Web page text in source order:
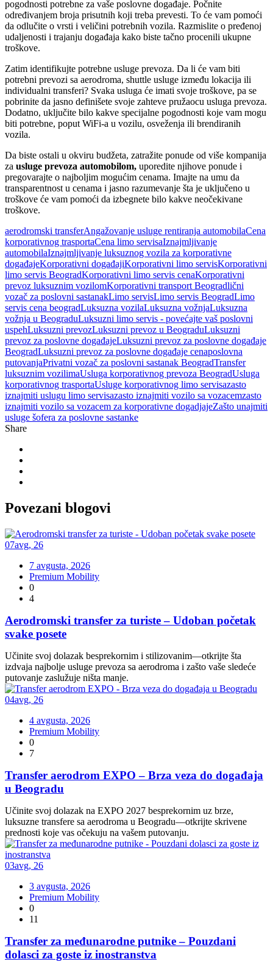
pogodnosti potrebne za vaše poslovne događaje. Počnite
određivanjem broja prisutnih koji treba prevesti. To će vam pomoći
da odlučite o vrsti i veličini potrebnih vozila. Razmislite o pređenoj
udaljenosti i trajanju događaja kako biste tačno procenili ukupne
troškove.
Zatim identifikujte potrebne usluge prevoza. Da li će vam biti
potrebni prevozi sa aerodroma, shuttle usluge između lokacija ili
individualni transferi? Svaka usluga će imati svoje troškove, pa se
pobrinite da jasno definišete svoje zahteve pružaocu usluga prevoza.
Dodatno, uključite bilo kakve specijalne pogodnosti koje vam mogu
biti potrebne, poput WiFi-a u vozilu, osveženja ili brendiranih
vozila.
Da biste ostali u okviru budžeta, zatražite ponude od više kompanija
za usluge prevoza automobilom, uporedite njihove ponude i
pregovarajte o najboljim mogućim cenama. Imajte na umu da
transparentnost u cenama i jasno razumevanje šta je uključeno u
troškove će vam pomoći da izbegnete bilo kakve neočekivane
troškove.
aerodromski transferAngažovanje usluge rentiranja automobilaCena
korporativnog trasportaCena limo servisaIznajmljivanje
automobilaIznajmljivanje luksuznog vozila za korporativne
događajeKorporativni događajiKorporativni limo servisKorporativni
limo servis BeogradKorporativni limo servis cenaKorporativni
prevoz luksuznim vozilomKorporativni transport Beogradlični
vozač za poslovni sastanakLimo servisLimo servis BeogradLimo
servis cena beogradLuksuzna vozilaLuksuzna vožnjaLuksuzna
vožnja u BeograduLuksuzni limo servis - povećajte vaš poslovni
uspehLuksuzni prevozLuksuzni prevoz u BeograduLuksuzni
prevoz za poslovne događajeLuksuzni prevoz za poslovne događaje
BeogradLuksuzni prevoz za poslovne događaje cenaposlovna
putovanjaPrivatni vozač za poslovni sastanak BeogradTransfer
luksuznim vozilimaUsluga korporativnog prevoza BeogradUsluga
korporativnog trasportaUsluge korporativnog limo servisazasto
iznajmiti uslugu limo servisazasto iznajmiti vozilo sa vozacemzasto
iznajmiti vozilo sa vozacem za korporativne dogadjajeZašto unajmiti
usluge šofera za poslovne sastanke
Share
Povezani blogovi
07avg, 26
7 avgusta, 2026
Premium Mobility
0
4
Aerodromski transfer za turiste – Udoban početak
svake posete
Učinite svoj dolazak besprekornim i stilizovanim—otkrijte šta
izdvaja najbolje usluge prevoza sa aerodroma i zašto vaše sledeće
putovanje zaslužuje ništa manje.
04avg, 26
4 avgusta, 2026
Premium Mobility
0
7
Transfer aerodrom EXPO – Brza veza do događaja
u Beogradu
Učinite svoj dolazak na EXPO 2027 besprekornim uz brze,
luksuzne transfere sa aerodroma u Beogradu—otkrijte skrivene
prednosti koje vas očekuju na vašem putovanju.
03avg, 26
3 avgusta, 2026
Premium Mobility
0
11
Transfer za međunarodne putnike – Pouzdani
dolasci za goste iz inostranstva